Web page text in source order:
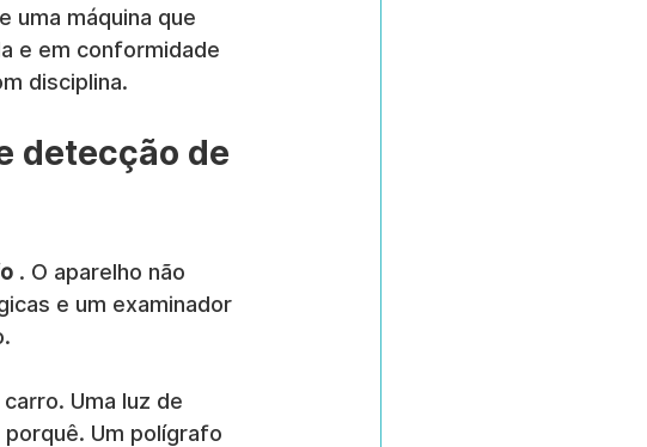
uma máquina que
e em conformidade
disciplina.
detecção de
. O aparelho não
e um examinador
Uma luz de
Um polígrafo